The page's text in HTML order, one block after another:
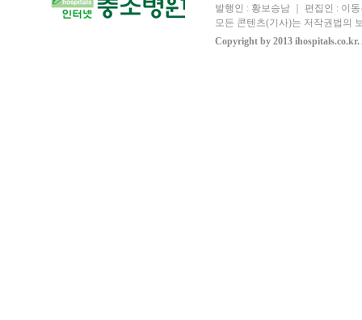
발행인 : 황보승남 ｜ 편집인 : 이
모든 콘텐츠(기사)는 저작권법의
Copyright by 2013 ihospitals.co.kr.